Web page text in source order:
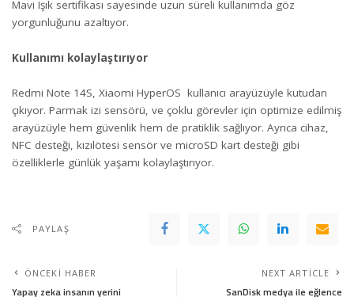
Mavi Işık sertifikası sayesinde uzun süreli kullanımda göz
yorgunluğunu azaltıyor.
Kullanımı kolaylaştırıyor
Redmi Note 14S, Xiaomi HyperOS kullanıcı arayüzüyle kutudan
çıkıyor. Parmak izi sensörü, ve çoklu görevler için optimize edilmiş
arayüzüyle hem güvenlik hem de pratiklik sağlıyor. Ayrıca cihaz,
NFC desteği, kızılötesi sensör ve microSD kart desteği gibi
özelliklerle günlük yaşamı kolaylaştırıyor.
PAYLAŞ
ÖNCEKI HABER
Yapay zeka insanın yerini
NEXT ARTICLE
SanDisk medya ile eğlence